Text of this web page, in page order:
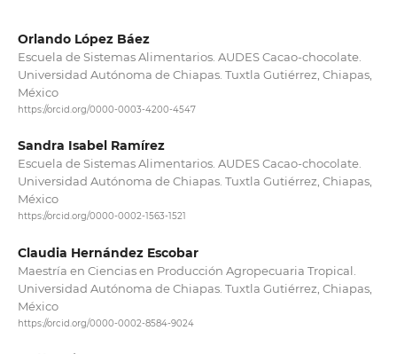
Orlando López Báez
Escuela de Sistemas Alimentarios. AUDES Cacao-chocolate.
Universidad Autónoma de Chiapas. Tuxtla Gutiérrez, Chiapas,
México
https://orcid.org/0000-0003-4200-4547
Sandra Isabel Ramírez
Escuela de Sistemas Alimentarios. AUDES Cacao-chocolate.
Universidad Autónoma de Chiapas. Tuxtla Gutiérrez, Chiapas,
México
https://orcid.org/0000-0002-1563-1521
Claudia Hernández Escobar
Maestría en Ciencias en Producción Agropecuaria Tropical.
Universidad Autónoma de Chiapas. Tuxtla Gutiérrez, Chiapas,
México
https://orcid.org/0000-0002-8584-9024